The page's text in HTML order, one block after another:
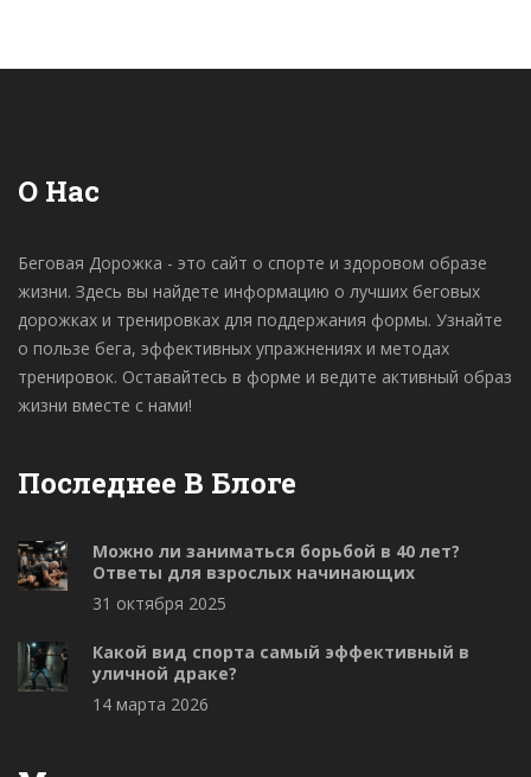
О Нас
Беговая Дорожка - это сайт о спорте и здоровом образе
жизни. Здесь вы найдете информацию о лучших беговых
дорожках и тренировках для поддержания формы. Узнайте
о пользе бега, эффективных упражнениях и методах
тренировок. Оставайтесь в форме и ведите активный образ
жизни вместе с нами!
Последнее В Блоге
Можно ли заниматься борьбой в 40 лет?
Ответы для взрослых начинающих
31 октября 2025
Какой вид спорта самый эффективный в
уличной драке?
14 марта 2026